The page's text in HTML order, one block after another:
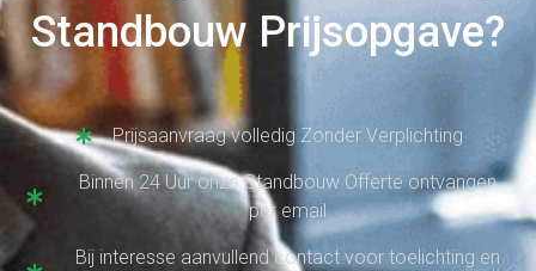
Standbouw Prijsopgave?
Prijsaanvraag volledig Zonder Verplichting
Binnen 24 Uur onze Standbouw Offerte ontvangen
per email
Bij interesse aanvullend contact voor toelichting en